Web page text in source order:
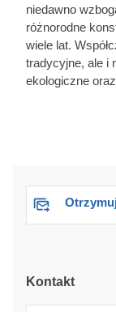
niedawno
różnorodne
wiele lat.
tradycyjne, ale i
ekologiczne
Kontakt